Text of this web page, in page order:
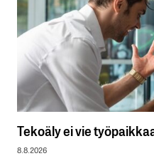
Tekoäly ei vie
8.8.2026